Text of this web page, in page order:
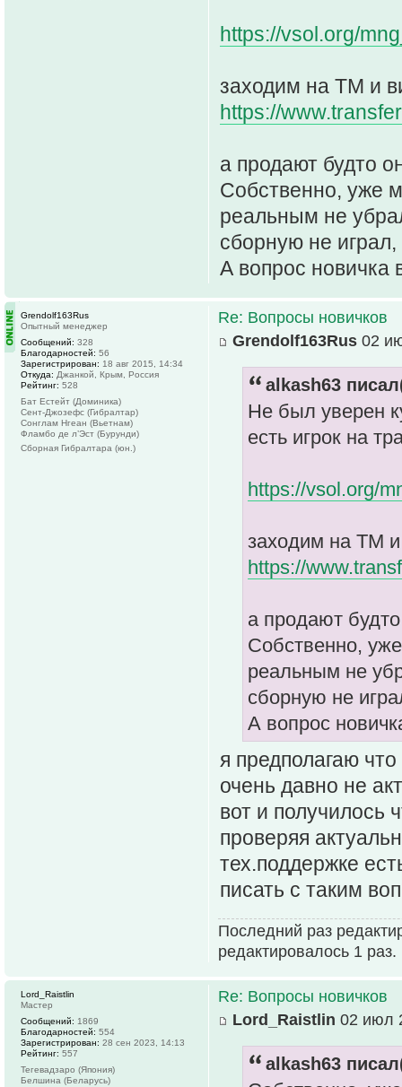
https://vsol.org/
заходим на ТМ и
https://
а продают будто
Собственно, уже
реальным не
сборную не
А вопрос новичка
Re: Вопросы новичков
Grendolf163Rus 02
alkash63
Не был уверен
есть игрок на
https://vsol.org/
заходим на ТМ
https://
а продают
Собственно,
реальным не
сборную не
А вопрос
я предполагаю
очень давно не
вот и получилось
проверяя
тех.поддержке
писать с таким
Последний раз
редактировалось 1 раз.
Grendolf163Rus
Опытный менеджер
Сообщений: 328
Благодарностей: 56
Зарегистрирован: 18 авг 2015, 14:34
Откуда: Джанкой, Крым, Россия
Рейтинг: 528
Бат Естейт (Доминика)
Сент-Джозефс (Гибралтар)
Сонглам Нгеан (Вьетнам)
Фламбо де л’Эст (Бурунди)
Сборная Гибралтара (юн.)
Re: Вопросы новичков
Lord_Raistlin 02 июл
alkash63
Lord_Raistlin
Мастер
Сообщений: 1869
Благодарностей: 554
Зарегистрирован: 28 сен 2023, 14:13
Рейтинг: 557
Тегевадзаро (Япония)
Белшина (Беларусь)